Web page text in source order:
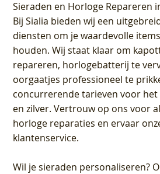
Sieraden en Horloge Repareren
Bij Sialia bieden wij een
diensten om je waardevolle
houden. Wij staat klaar om
repareren, horlogebatterij te
oorgaatjes professioneel te
concurrerende tarieven voor
en zilver. Vertrouw op ons voor
horloge reparaties en ervaar
klantenservice.
Wil je sieraden personaliseren?